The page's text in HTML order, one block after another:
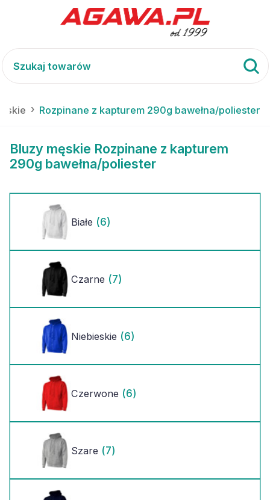
Rozpinane z kapturem 290g bawełna/poliester
Bluzy męskie Rozpinane z kapturem
290g bawełna/poliester
Białe (6)
Czarne (7)
Niebieskie (6)
Czerwone (6)
Szare (7)